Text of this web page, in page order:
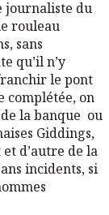
journaliste du
rouleau
sans
qu’il n’y
le pont
complétée, on
la banque ou
Giddings,
d’autre de la
incidents, si